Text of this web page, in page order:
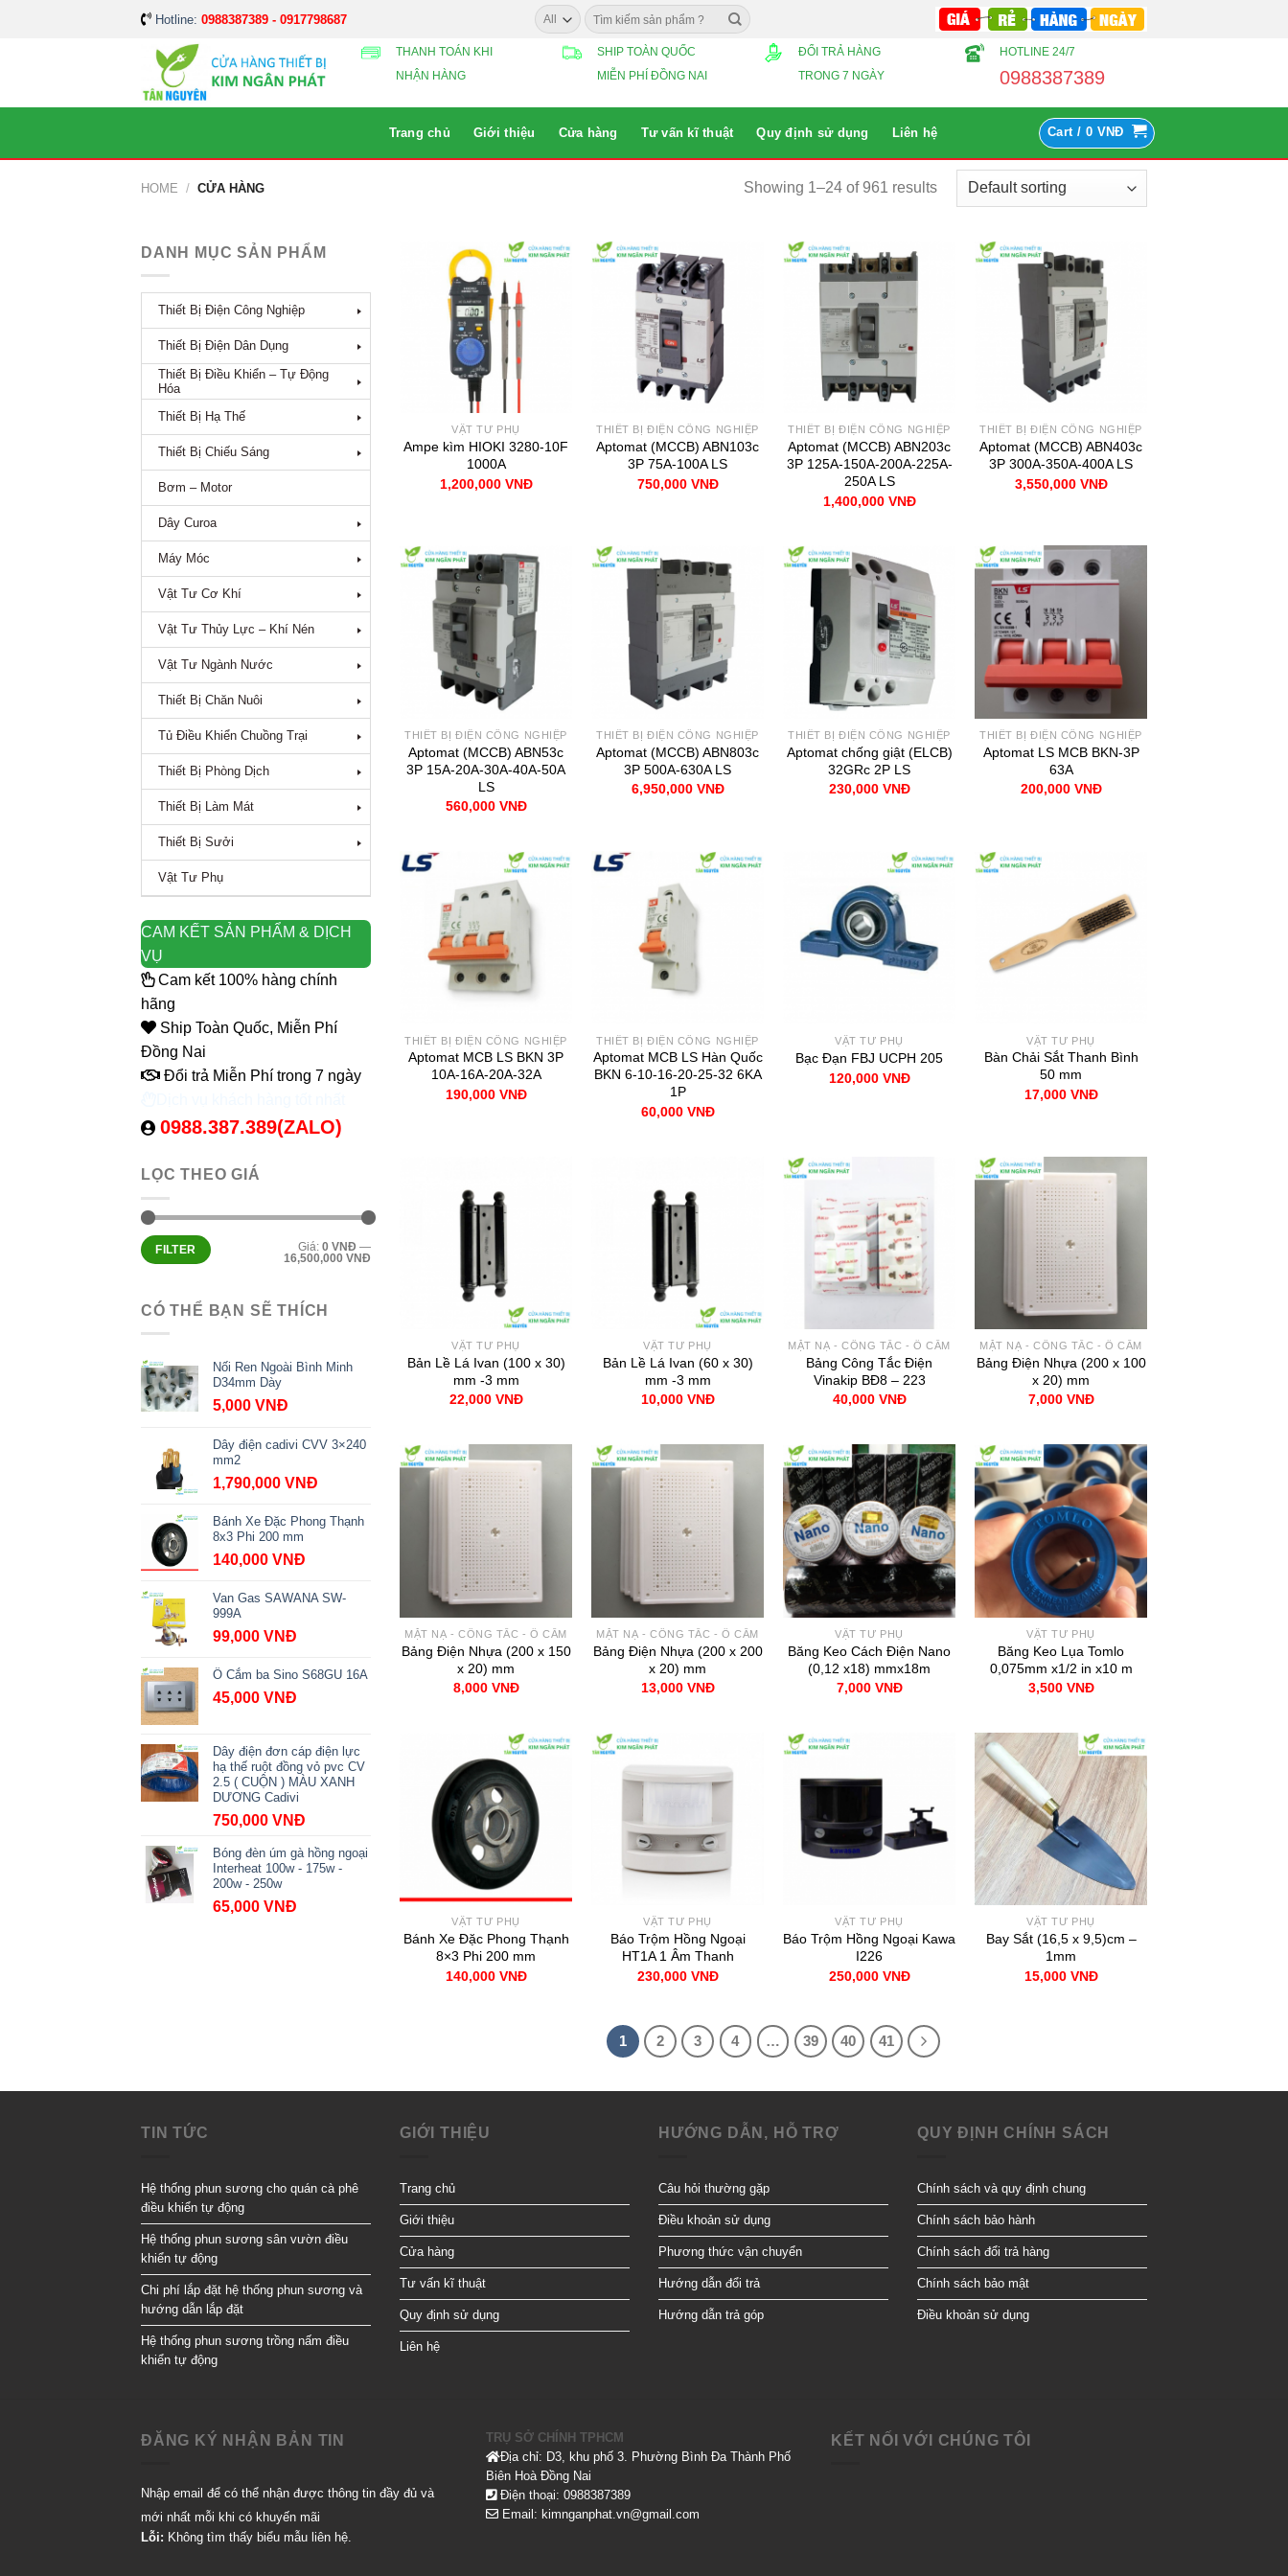
Hotline: 0988387389 - 0917798687
Search
for:
THANH TOÁN KHI
NHẬN HÀNG
SHIP TOÀN QUỐC
MIỄN PHÍ ĐỒNG NAI
ĐỔI TRẢ HÀNG
TRONG 7 NGÀY
HOTLINE 24/7
0988387389
Trang chủ Giới thiệu Cửa hàng Tư vấn kĩ thuật Quy định sử dụng Liên hệ Cart / 0 VNĐ
HOME / CỬA HÀNG Showing 1–24 of 961 results
DANH MỤC SẢN PHẨM
Thiết Bị Điện Công Nghiệp
Thiết Bị Điện Dân Dụng
Thiết Bị Điều Khiển – Tự Động
Hóa
Thiết Bị Hạ Thế
Thiết Bị Chiếu Sáng
Bơm – Motor
Dây Curoa
Máy Móc
Vật Tư Cơ Khí
Vật Tư Thủy Lực – Khí Nén
Vật Tư Ngành Nước
Thiết Bị Chăn Nuôi
Tủ Điều Khiển Chuồng Trại
Thiết Bị Phòng Dịch
Thiết Bị Làm Mát
Thiết Bị Sưởi
Vật Tư Phụ
CAM KẾT SẢN PHẨM & DỊCH
VỤ
Cam kết 100% hàng chính
hãng
Ship Toàn Quốc, Miễn Phí
Đồng Nai
Đổi trả Miễn Phí trong 7 ngày
0988.387.389(ZALO)
LỌC THEO GIÁ
Min
Giá
Max
GiáFILTER Giá: 0 VNĐ —
16,500,000 VNĐ
CÓ THỂ BẠN SẼ THÍCH
Nối Ren Ngoài Bình Minh
D34mm Dày
5,000 VNĐ
Dây điện cadivi CVV 3×240
mm2
1,790,000 VNĐ
Bánh Xe Đặc Phong Thạnh
8x3 Phi 200 mm
140,000 VNĐ
Van Gas SAWANA SW-
999A
99,000 VNĐ
Ổ Cắm ba Sino S68GU 16A
45,000 VNĐ
Dây điện đơn cáp điện lực
hạ thế ruột đồng vỏ pvc CV
2.5 ( CUỘN ) MÀU XANH
DƯƠNG Cadivi
750,000 VNĐ
Bóng đèn úm gà hồng ngoại
Interheat 100w - 175w -
200w - 250w
65,000 VNĐ
VẬT TƯ PHỤ
Ampe kìm HIOKI 3280-10F
1000A
1,200,000 VNĐ
THIẾT BỊ ĐIỆN CÔNG NGHIỆP
Aptomat (MCCB) ABN103c
3P 75A-100A LS
750,000 VNĐ
THIẾT BỊ ĐIỆN CÔNG NGHIỆP
Aptomat (MCCB) ABN203c
3P 125A-150A-200A-225A-
250A LS
1,400,000 VNĐ
THIẾT BỊ ĐIỆN CÔNG NGHIỆP
Aptomat (MCCB) ABN403c
3P 300A-350A-400A LS
3,550,000 VNĐ
THIẾT BỊ ĐIỆN CÔNG NGHIỆP
Aptomat (MCCB) ABN53c
3P 15A-20A-30A-40A-50A
LS
560,000 VNĐ
THIẾT BỊ ĐIỆN CÔNG NGHIỆP
Aptomat (MCCB) ABN803c
3P 500A-630A LS
6,950,000 VNĐ
THIẾT BỊ ĐIỆN CÔNG NGHIỆP
Aptomat chống giật (ELCB)
32GRc 2P LS
230,000 VNĐ
THIẾT BỊ ĐIỆN CÔNG NGHIỆP
Aptomat LS MCB BKN-3P
63A
200,000 VNĐ
THIẾT BỊ ĐIỆN CÔNG NGHIỆP
Aptomat MCB LS BKN 3P
10A-16A-20A-32A
190,000 VNĐ
THIẾT BỊ ĐIỆN CÔNG NGHIỆP
Aptomat MCB LS Hàn Quốc
BKN 6-10-16-20-25-32 6KA
1P
60,000 VNĐ
VẬT TƯ PHỤ
Bạc Đạn FBJ UCPH 205
120,000 VNĐ
VẬT TƯ PHỤ
Bàn Chải Sắt Thanh Bình
50 mm
17,000 VNĐ
VẬT TƯ PHỤ
Bản Lề Lá Ivan (100 x 30)
mm -3 mm
22,000 VNĐ
VẬT TƯ PHỤ
Bản Lề Lá Ivan (60 x 30)
mm -3 mm
10,000 VNĐ
MẶT NẠ - CÔNG TẮC - Ổ CẮM
Bảng Công Tắc Điện
Vinakip BĐ8 – 223
40,000 VNĐ
MẶT NẠ - CÔNG TẮC - Ổ CẮM
Bảng Điện Nhựa (200 x 100
x 20) mm
7,000 VNĐ
MẶT NẠ - CÔNG TẮC - Ổ CẮM
Bảng Điện Nhựa (200 x 150
x 20) mm
8,000 VNĐ
MẶT NẠ - CÔNG TẮC - Ổ CẮM
Bảng Điện Nhựa (200 x 200
x 20) mm
13,000 VNĐ
VẬT TƯ PHỤ
Băng Keo Cách Điện Nano
(0,12 x18) mmx18m
7,000 VNĐ
VẬT TƯ PHỤ
Băng Keo Lụa Tomlo
0,075mm x1/2 in x10 m
3,500 VNĐ
VẬT TƯ PHỤ
Bánh Xe Đặc Phong Thạnh
8×3 Phi 200 mm
140,000 VNĐ
VẬT TƯ PHỤ
Báo Trộm Hồng Ngoại
HT1A 1 Âm Thanh
230,000 VNĐ
VẬT TƯ PHỤ
Báo Trộm Hồng Ngoại Kawa
I226
250,000 VNĐ
VẬT TƯ PHỤ
Bay Sắt (16,5 x 9,5)cm –
1mm
15,000 VNĐ
1 2 3 4 … 39 40 41
TIN TỨC
Hệ thống phun sương cho quán cà phê
điều khiển tự động
Hệ thống phun sương sân vườn điều
khiển tự động
Chi phí lắp đặt hệ thống phun sương và
hướng dẫn lắp đặt
Hệ thống phun sương trồng nấm điều
khiển tự động
GIỚI THIỆU
Trang chủ
Giới thiệu
Cửa hàng
Tư vấn kĩ thuật
Quy định sử dụng
Liên hệ
HƯỚNG DẪN, HỖ TRỢ
Câu hỏi thường gặp
Điều khoản sử dụng
Phương thức vận chuyển
Hướng dẫn đổi trả
Hướng dẫn trả góp
QUY ĐỊNH CHÍNH SÁCH
Chính sách và quy định chung
Chính sách bảo hành
Chính sách đổi trả hàng
Chính sách bảo mật
Điều khoản sử dụng
ĐĂNG KÝ NHẬN BẢN TIN
Nhập email để có thể nhận được thông tin đầy đủ và
mới nhất mỗi khi có khuyến mãi
Lỗi: Không tìm thấy biểu mẫu liên hệ.
TRỤ SỞ CHÍNH TPHCM
Địa chỉ: D3, khu phố 3. Phường Bình Đa Thành Phố
Biên Hoà Đồng Nai
Điện thoại: 0988387389
Email: kimnganphat.vn@gmail.com
KẾT NỐI VỚI CHÚNG TÔI